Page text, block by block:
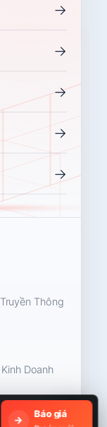
→
Báo giá
→
→
→
→
→
Thông
Doanh